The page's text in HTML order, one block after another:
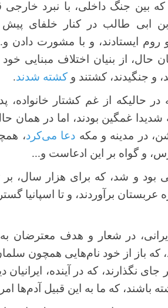
بین جنگ داخلی، با نبرد خارجی
ابی طالب در کنار خلفای پیش
روم ایستادند، و با مشورت دادن
از بنیان اختلاف مبنایی خود
و جنگیدند، کشتند و کشته شدند.
از غم کشتار خانواده،
شدیدا غمگین بودند، اما در همان
در مدینه و مکه دعا می‌کرد،
و گواه بر این ادعاست و...
و شد، که برای هزار سال، بر
برآوردند، و تا اسپانیا
در شعار و هدف معترضان
که باز از خود نام‌هایی همچون
نگذارند، که در آینده، ایرانیان
باشند، که ما به این قبیل آدم‌ها